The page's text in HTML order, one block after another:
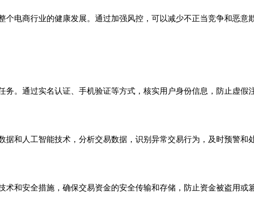
电商行业的健康发展。通过加强风控，可以减少不正当竞争和恶意
。通过实名认证、手机验证等方式，核实用户身份信息，防止虚假
和人工智能技术，分析交易数据，识别异常交易行为，及时预警和
和安全措施，确保交易资金的安全传输和存储，防止资金被盗用或篡